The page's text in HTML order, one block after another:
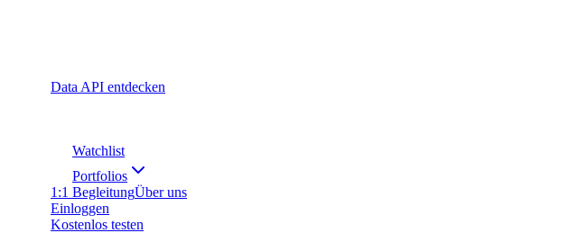
Data API entdecken
Watchlist
Portfolios
1:1 BegleitungÜber uns
Einloggen
Kostenlos testen